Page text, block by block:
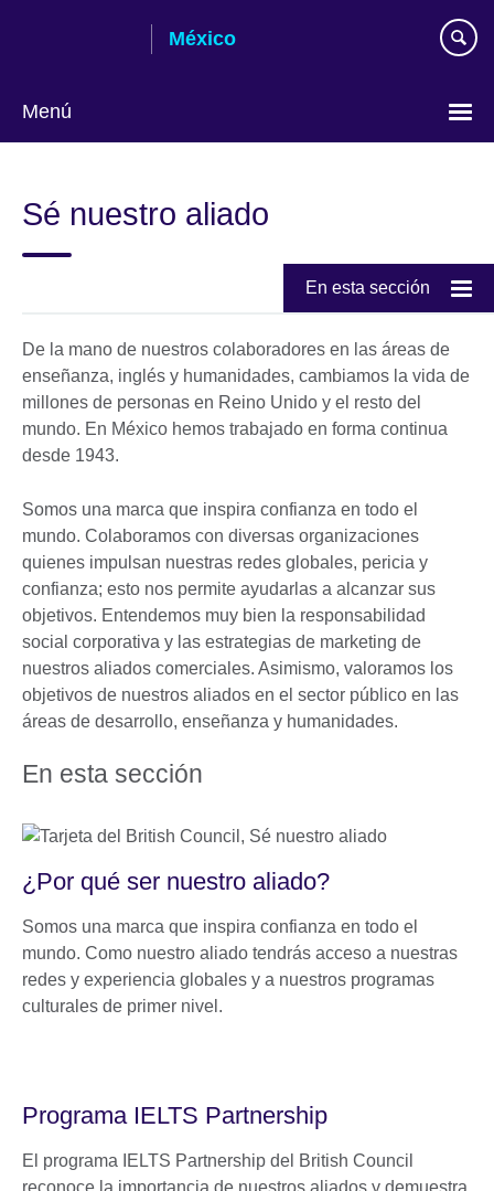
México
Menú
language
Sé nuestro aliado
En esta sección
De la mano de nuestros colaboradores en las áreas de
enseñanza, inglés y humanidades, cambiamos la vida de
millones de personas en Reino Unido y el resto del
mundo. En México hemos trabajado en forma continua
desde 1943.
Somos una marca que inspira confianza en todo el
mundo. Colaboramos con diversas organizaciones
quienes impulsan nuestras redes globales, pericia y
confianza; esto nos permite ayudarlas a alcanzar sus
objetivos. Entendemos muy bien la responsabilidad
social corporativa y las estrategias de marketing de
nuestros aliados comerciales. Asimismo, valoramos los
objetivos de nuestros aliados en el sector público en las
áreas de desarrollo, enseñanza y humanidades.
En esta sección
¿Por qué ser nuestro aliado?
Somos una marca que inspira confianza en todo el
mundo. Como nuestro aliado tendrás acceso a nuestras
redes y experiencia globales y a nuestros programas
culturales de primer nivel.
Programa IELTS Partnership
El programa IELTS Partnership del British Council
reconoce la importancia de nuestros aliados y demuestra